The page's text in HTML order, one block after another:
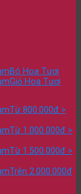
Bó Hoa Tươi
Giỏ Hoa Tươi
Từ 800.000đ >
Từ 1.000.000đ >
Từ 1.500.000đ >
Trên 2.000.000đ